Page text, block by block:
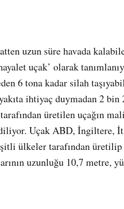
uzun süre havada
uçak’ olarak
6 tona kadar silah
ihtiyaç duymadan 2 bin
üretilen uçağın
Uçak ABD, İngiltere,
ülkeler tarafından
uzunluğu 10,7 metre,